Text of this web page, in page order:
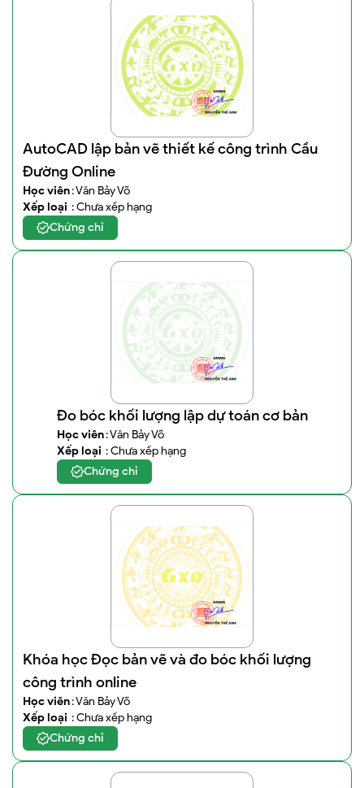
AutoCAD lập bản vẽ thiết kế công trình Cầu
Đường Online
Học viên: Văn Bảy Võ
Xếp loại : Chưa xếp hạng
Chứng chỉ
Đo bóc khối lượng lập dự toán cơ bản
Học viên: Văn Bảy Võ
Xếp loại : Chưa xếp hạng
Chứng chỉ
Khóa học Đọc bản vẽ và đo bóc khối lượng
công trình online
Học viên: Văn Bảy Võ
Xếp loại : Chưa xếp hạng
Chứng chỉ